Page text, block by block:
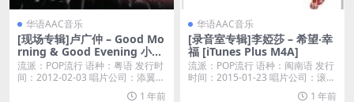
华语AAC音乐
[现场专辑]卢广仲 – Go​od Mo
rning & Go​od Evening 小巨
蛋​演唱会 (Live) [iTunes Plus
M4A]
流派：POP流行 语种：粤语 发行时
间：2012-02-03 唱片公司：添翼创
1 年前
华语AAC音乐
[录音室专辑]李婭莎 – 希望‧幸
福 [iTunes Plus M4A]
流派：POP流行 语种：闽南语 发行
时间：2015-01-23 唱片公司：滚石
1 年前